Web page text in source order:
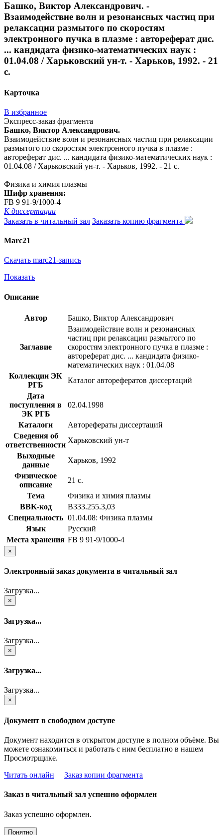
Башко, Виктор Александрович. -
Взаимодействие волн и резонансных частиц при
релаксации размытого по скоростям
электронного пучка в плазме : автореферат дис.
... кандидата физико-математических наук :
01.04.08 / Харьковский ун-т. - Харьков, 1992. - 21
с.
Карточка
В избранное
Экспресс-заказ фрагмента
Башко, Виктор Александрович.
Взаимодействие волн и резонансных частиц при релаксации
размытого по скоростям электронного пучка в плазме :
автореферат дис. ... кандидата физико-математических наук :
01.04.08 / Харьковский ун-т. - Харьков, 1992. - 21 с.
Физика и химия плазмы
Шифр хранения:
FB 9 91-9/1000-4
К диссертации
Заказать в читальный зал Заказать копию фрагмента
Marc21
Скачать marc21-запись
Показать
Описание
Автор Башко, Виктор Александрович
Заглавие
Взаимодействие волн и резонансных
частиц при релаксации размытого по
скоростям электронного пучка в плазме :
автореферат дис. ... кандидата физико-
математических наук : 01.04.08
Коллекции ЭК
РГБ
Каталог авторефератов диссертаций
Дата
поступления в
ЭК РГБ
02.04.1998
Каталоги
Авторефераты диссертаций
Сведения об
ответственности
Харьковский ун-т
Выходные
данные
Харьков, 1992
Физическое
описание
21 с.
Тема
Физика и химия плазмы
BBK-код
В333.255.3,03
Специальность 01.04.08: Физика плазмы
Язык
Русский
Места хранения FB 9 91-9/1000-4
×
Электронный заказ документа в читальный зал
Загрузка...
×
Загрузка...
Загрузка...
×
Загрузка...
Загрузка...
×
Документ в свободном доступе
Документ находится в открытом доступе в полном объёме. Вы
можете ознакомиться и работать с ним бесплатно в нашем
Просмотрщике.
Читать онлайн
Заказ копии фрагмента
Заказ в читальный зал успешно оформлен
Заказ успешно оформлен.
Понятно